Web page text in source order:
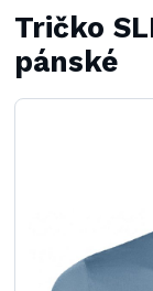
Tričko
pánské